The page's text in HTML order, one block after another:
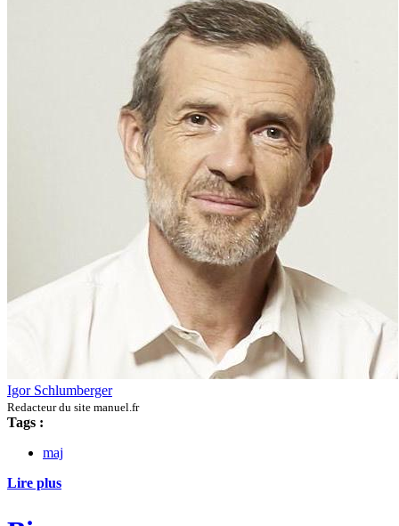
Igor Schlumberger
Redacteur du site manuel.fr
Tags :
maj
Lire plus